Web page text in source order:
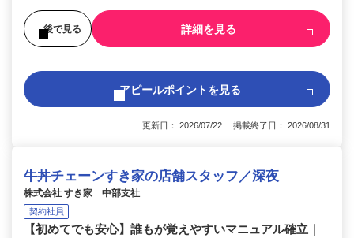
後で見る 詳細を見る
アピールポイントを見る
更新日： 2026/07/22 掲載終了日： 2026/08/31
牛丼チェーンすき家の店舗スタッフ／深夜
株式会社 すき家 中部支社
契約社員
【初めてでも安心】誰もが覚えやすいマニュアル確立｜